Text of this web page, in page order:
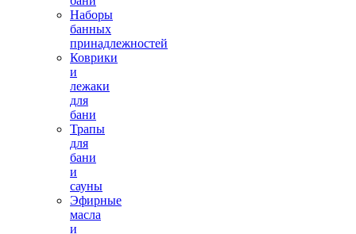
Наборы
банных
принадлежностей
Коврики
и
лежаки
для
бани
Трапы
для
бани
и
сауны
Эфирные
масла
и